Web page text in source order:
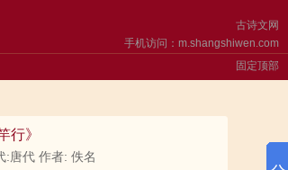
手机访问：m.shangshiwen.com
古诗文网
固定顶部
行》
:唐代 作者: 佚名